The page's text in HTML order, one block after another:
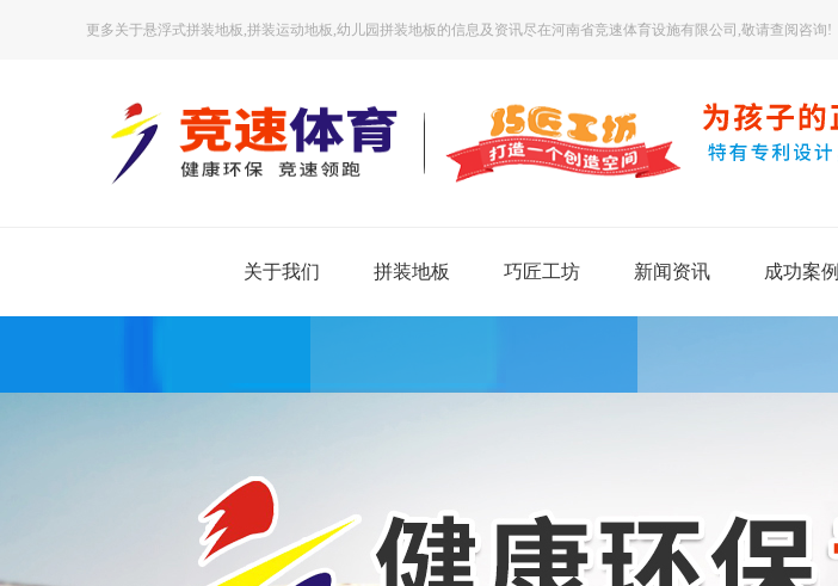
更多关于悬浮式拼装地板,拼装运动地板,幼儿园拼装地板的信息及资讯尽在河南省竞速体育设施有限公司,敬请查阅咨询!
关于我们 拼装地板 巧匠工坊 新闻资讯 成功案例